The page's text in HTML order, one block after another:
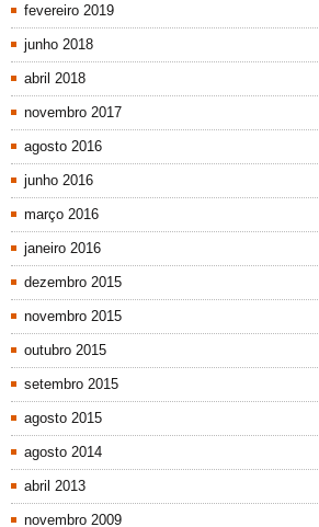
fevereiro 2019
junho 2018
abril 2018
novembro 2017
agosto 2016
junho 2016
março 2016
janeiro 2016
dezembro 2015
novembro 2015
outubro 2015
setembro 2015
agosto 2015
agosto 2014
abril 2013
novembro 2009